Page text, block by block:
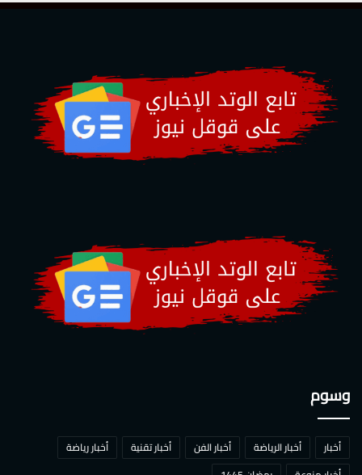
وسوم
أخبار أخبار الرياضة أخبار الفن أخبار تقنية
أخبار رياضة